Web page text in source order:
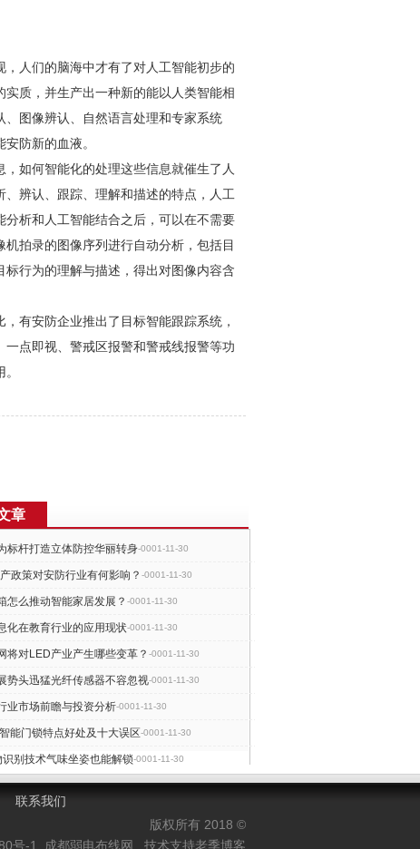
人们的脑海中才有了对人工智能初步的
质，并生产出一种新的能以人类智能相
图像辨认、自然语言处理和专家系统
安防新的血液。
如何智能化的处理这些信息就催生了人
辨认、跟踪、理解和描述的特点，人工
析和人工智能结合之后，可以在不需要
机拍录的图像序列进行自动分析，包括目
行为的理解与描述，得出对图像内容含
，有安防企业推出了目标智能跟踪系统，
点即视、警戒区报警和警戒线报警等功
章
标杆打造立体防控华丽转身-0001-11-30
政策对安防行业有何影响？ -0001-11-30
怎么推动智能家居发展？ -0001-11-30
化在教育行业的应用现状-0001-11-30
将对LED产业产生哪些变革？ -0001-11-30
势头迅猛光纤传感器不容忽视-0001-11-30
业市场前瞻与投资分析-0001-11-30
能门锁特点好处及十大误区-0001-11-30
别技术气味坐姿也能解锁-0001-11-30
及且高清化存储设备迎春天-0001-11-30
联系我们
版权所有 2018 ©
号-1
成都弱电布线网 技术支持老季博客